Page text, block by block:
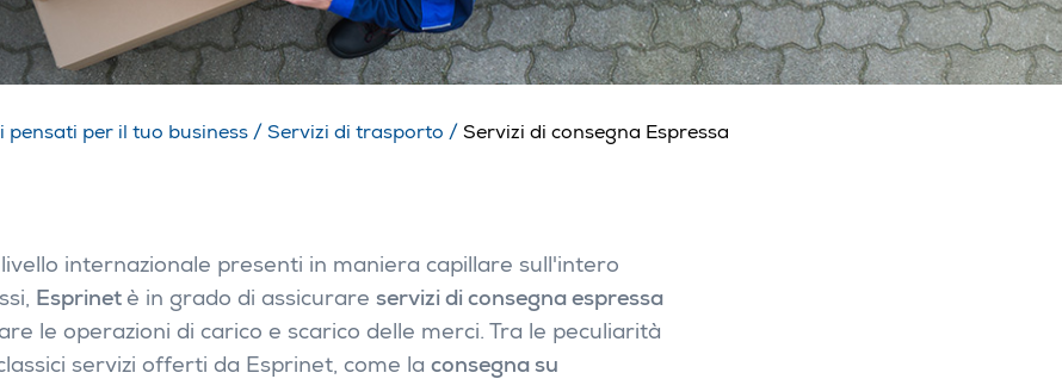
pensati per il tuo business / Servizi di trasporto / Servizi di consegna Espressa
internazionale presenti in maniera capillare sull'intero
Esprinet è in grado di assicurare servizi di consegna espressa
le operazioni di carico e scarico delle merci. Tra le peculiarità
servizi offerti da Esprinet, come la consegna su